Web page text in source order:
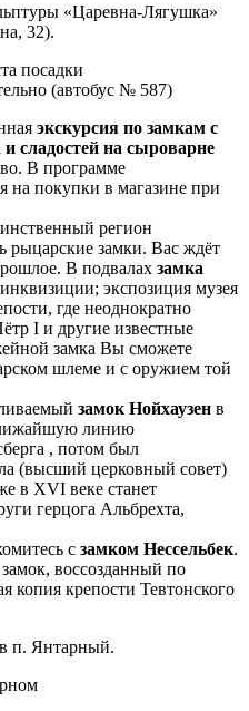
«Царевна-Лягушка»
32).
посадки
(автобус № 587)
экскурсия по замкам с
сладостей на сыроварне
В программе
на покупки в магазине при
регион
рыцарские замки. Вас ждёт
В подвалах замка
экспозиция музея
где неоднократно
I и другие известные
замка Вы сможете
шлеме и с оружием той
замок Нойхаузен в
линию
, потом был
(высший церковный совет)
в XVI веке станет
герцога Альбрехта,
с замком Нессельбек.
воссозданный по
копия крепости Тевтонского
п. Янтарный.